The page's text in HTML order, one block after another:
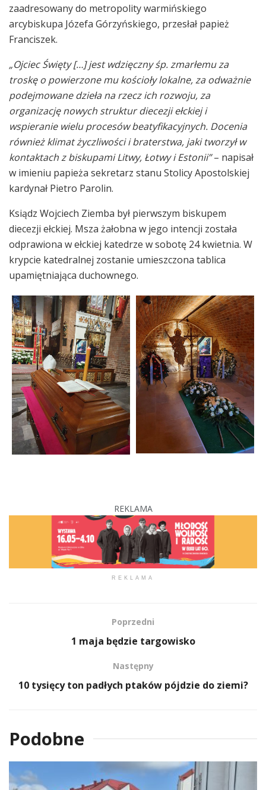
zaadresowany do metropolity warmińskiego
arcybiskupa Józefa Górzyńskiego, przesłał papież
Franciszek.
„Ojciec Święty […] jest wdzięczny śp. zmarłemu za
troskę o powierzone mu kościoły lokalne, za odważnie
podejmowane dzieła na rzecz ich rozwoju, za
organizację nowych struktur diecezji ełckiej i
wspieranie wielu procesów beatyfikacyjnych. Docenia
również klimat życzliwości i braterstwa, jaki tworzył w
kontaktach z biskupami Litwy, Łotwy i Estonii”– napisał
w imieniu papieża sekretarz stanu Stolicy Apostolskiej
kardynał Pietro Parolin.
Ksiądz Wojciech Ziemba był pierwszym biskupem
diecezji ełckiej. Msza żałobna w jego intencji została
odprawiona w ełckiej katedrze w sobotę 24 kwietnia. W
krypcie katedralnej zostanie umieszczona tablica
upamiętniająca duchownego.
REKLAMA
REKLAMA
Poprzedni
1 maja będzie targowisko
Następny
10 tysięcy ton padłych ptaków pójdzie do ziemi?
Podobne